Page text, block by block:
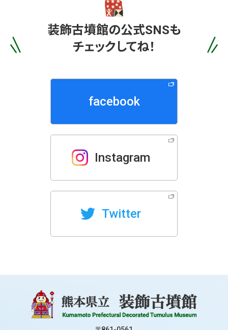
装飾古墳館の公式SNSも
チェックしてね！
facebook
Instagram
Twitter